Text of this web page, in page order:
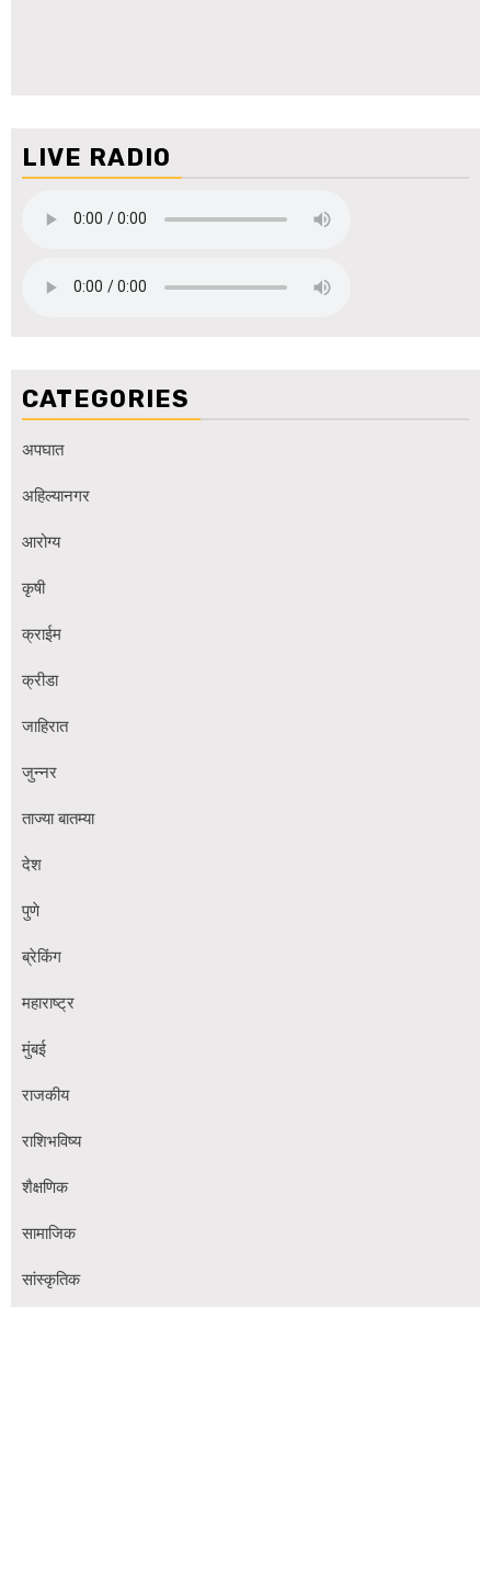
LIVE RADIO
CATEGORIES
अपघात
अहिल्यानगर
आरोग्य
कृषी
क्राईम
क्रीडा
जाहिरात
जुन्नर
ताज्या बातम्या
देश
पुणे
ब्रेकिंग
महाराष्ट्र
मुंबई
राजकीय
राशिभविष्य
शैक्षणिक
सामाजिक
सांस्कृतिक